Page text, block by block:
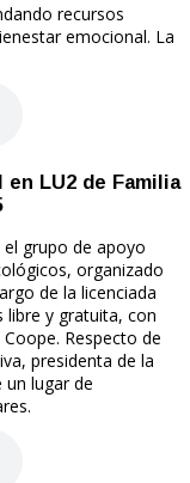
recursos
emocional. La
LU2 de Familia
grupo de apoyo
organizado
de la licenciada
libre y gratuita, con
Respecto de
presidenta de la
un lugar de